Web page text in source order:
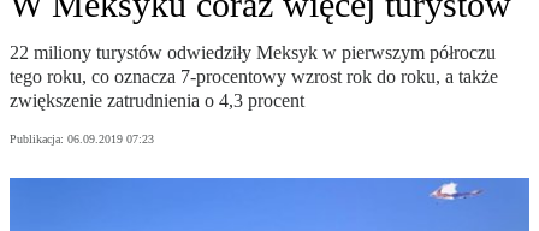
22 miliony turystów odwiedziły Meksyk w pierwszym półroczu
tego roku, co oznacza 7-procentowy wzrost rok do roku, a także
zwiększenie zatrudnienia o 4,3 procent
Publikacja: 06.09.2019 07:23